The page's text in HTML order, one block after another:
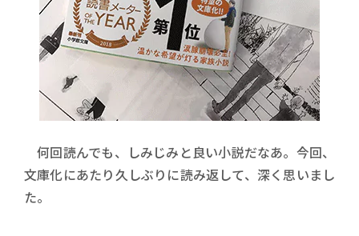
何回読んでも、しみじみと良い小説だなあ。今回、
文庫化にあたり久しぶりに読み返して、深く思いまし
た。